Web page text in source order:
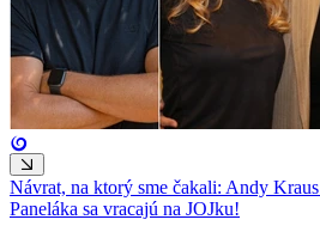
Návrat, na ktorý sme čakali: Andy
Paneláka sa vracajú na JOJku!